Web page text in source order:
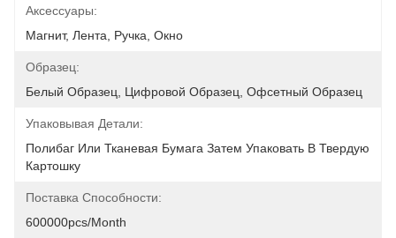
Аксессуары:
Магнит, Лента, Ручка, Окно
Образец:
Белый Образец, Цифровой Образец, Офсетный Образец
Упаковывая Детали:
Полибаг Или Тканевая Бумага Затем Упаковать В Твердую
Картошку
Поставка Способности:
600000pcs/month